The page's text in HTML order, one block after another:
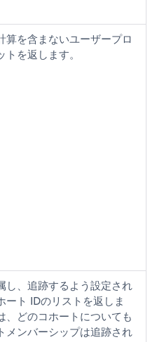
算を含まないユーザープロ
を返します。
し、追跡するよう設定され
ート IDのリストを返しま
、どのコホートについても
メンバーシップは追跡され